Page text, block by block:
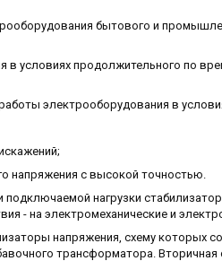
бытового и
условиях продолжительного по
электро­оборудования в
с высокой точностью.
подключаемой нагрузки
- на электромеханические и
напряжения, схему которых
трансформатора.